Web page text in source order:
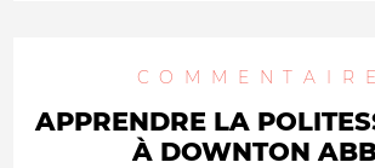
APPRENDRE LA
À DOWNTON